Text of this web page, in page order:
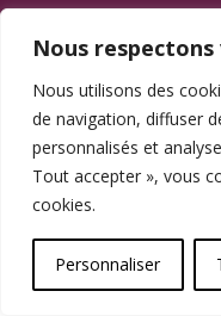
Nous
Nous utilisons des
de navigation, diffuser
personnalisés et
Tout accepter », vous
cookies.
Personnaliser